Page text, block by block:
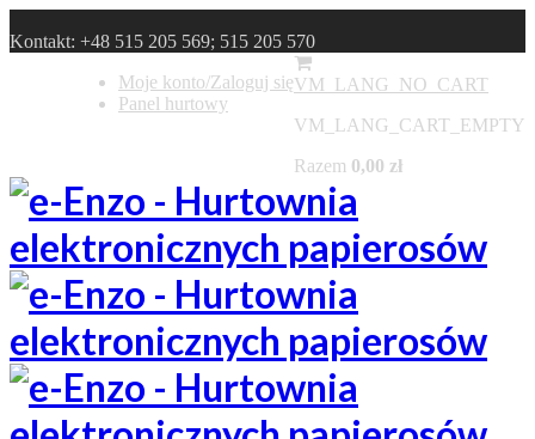
Kontakt: +48 515 205 569; 515 205 570
VM_LANG_NO_CART
VM_LANG_CART_EMPTY
Razem 0,00 zł
Moje konto/Zaloguj się
Panel hurtowy